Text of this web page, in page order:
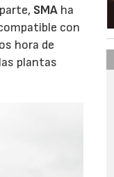
SMA ha
con
hora de
plantas